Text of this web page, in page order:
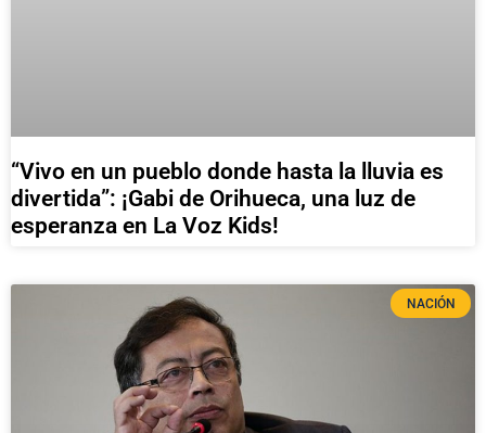
“Vivo en un pueblo donde hasta la lluvia es
divertida”: ¡Gabi de Orihueca, una luz de
esperanza en La Voz Kids!
NACIÓN